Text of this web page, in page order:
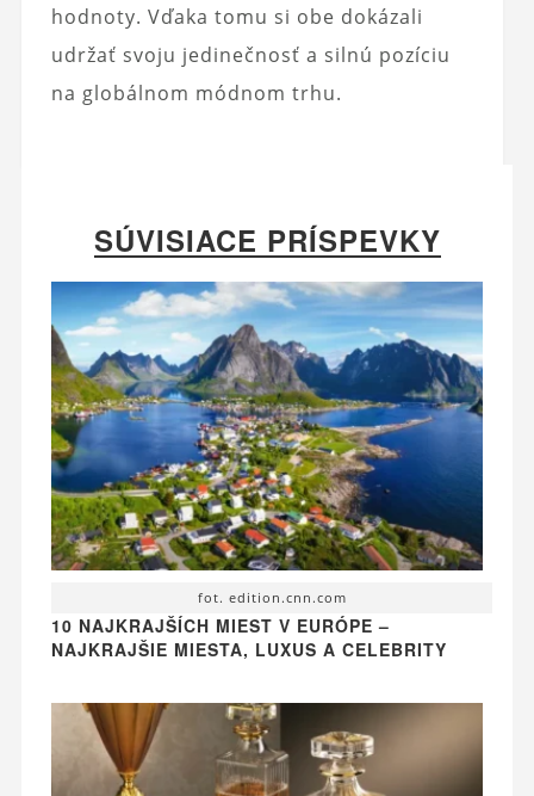
hodnoty. Vďaka tomu si obe dokázali
udržať svoju jedinečnosť a silnú pozíciu
na globálnom módnom trhu.
SÚVISIACE PRÍSPEVKY
fot. edition.cnn.com
10 NAJKRAJŠÍCH MIEST V EURÓPE –
NAJKRAJŠIE MIESTA, LUXUS A CELEBRITY